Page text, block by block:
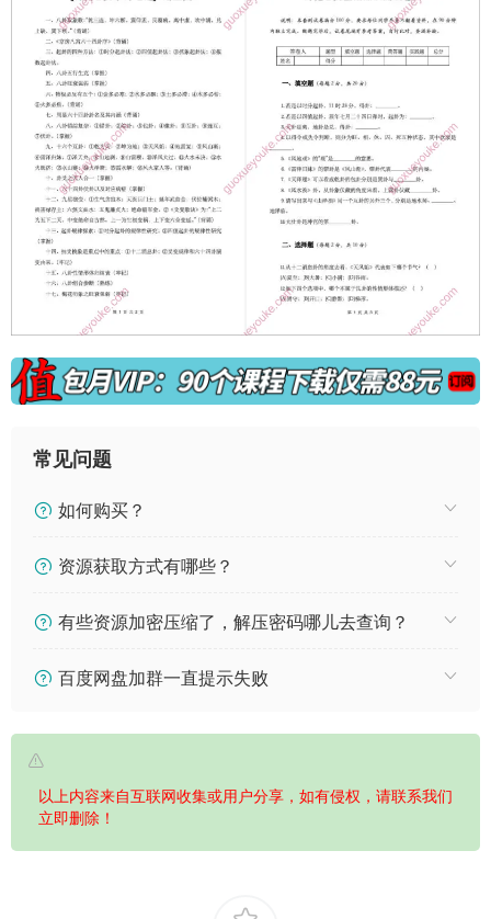
常见问题
如何购买？
资源获取方式有哪些？
有些资源加密压缩了，解压密码哪儿去查询？
百度网盘加群一直提示失败
以上内容来自互联网收集或用户分享，如有侵权，请联系我们
立即删除！